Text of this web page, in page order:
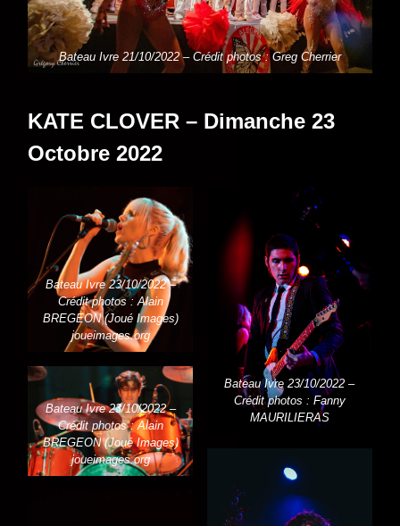
Bateau Ivre 21/10/2022 – Crédit photos : Greg Cherrier
KATE CLOVER – Dimanche 23
Octobre 2022
Bateau Ivre 23/10/2022 –
Crédit photos : Alain
BREGEON (Joué Images)
joueimages.org
Bateau Ivre 23/10/2022 –
Crédit photos : Alain
BREGEON (Joué Images)
joueimages.org
Bateau Ivre 23/10/2022 –
Crédit photos : Fanny
MAURILIERAS